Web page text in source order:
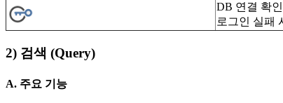
DB 연결 확
로그인 실패
2) 검색 (Query)
A. 주요 기능